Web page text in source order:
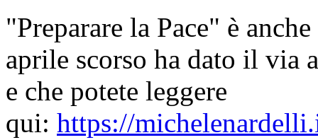
"Preparare la Pace" è
aprile scorso ha dato il via
e che potete leggere
qui: https://